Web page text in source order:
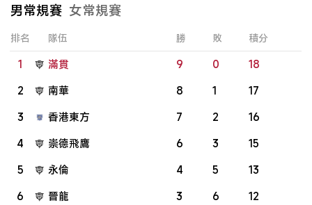
男常規賽 女常規賽
排名 隊伍 勝 敗 積分
1 滿貫 9 0
18
2
南華 8 1
17
3
香港東方 7 2
16
4
崇德飛鷹 6 3
15
5
永倫 4 5
13
6
晉龍 3 6
12